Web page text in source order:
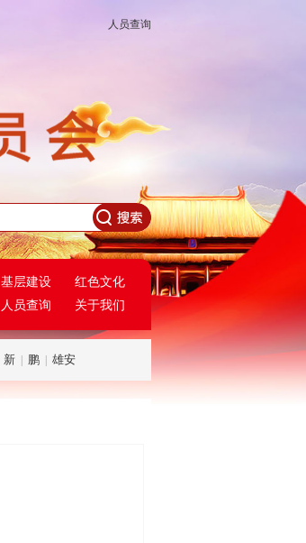
人员查询
基层建设
红色文化
人员查询 关于我们
新 | 鹏 | 雄安